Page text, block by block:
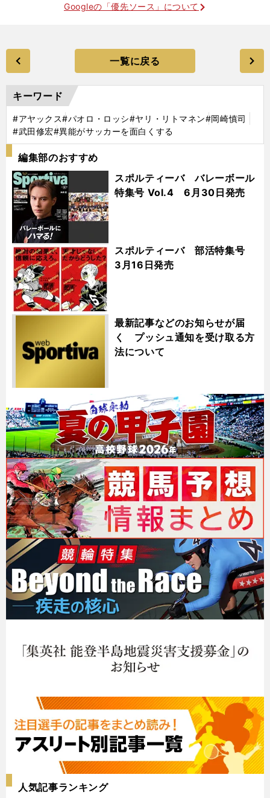
Googleの「優先ソース」について
一覧に戻る
キーワード
#アヤックス#パオロ・ロッシ#ヤリ・リトマネン#岡崎慎司
#武田修宏#異能がサッカーを面白くする
編集部のおすすめ
スポルティーバ バレーボール
特集号 Vol.4 6月30日発売
スポルティーバ 部活特集号
3月16日発売
最新記事などのお知らせが届
く プッシュ通知を受け取る方
法について
人気記事ランキング